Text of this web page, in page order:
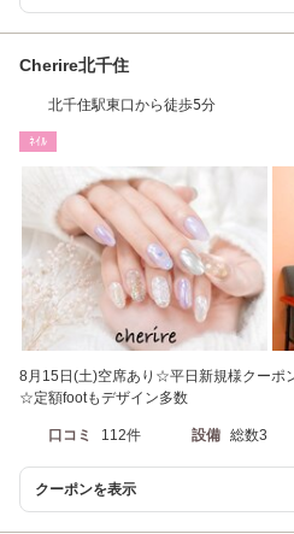
Cherire北千住
北千住駅東口から徒歩5分
ﾈｲﾙ
8月15日(土)空席あり☆平日新規様クーポ
☆定額footもデザイン多数
口コミ 112件 設備 総数3
クーポンを表示